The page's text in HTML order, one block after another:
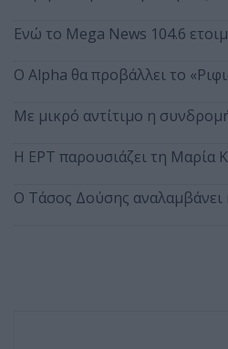
Ενώ το Mega News 104.6
Ο Alpha θα προβάλλει το
Με μικρό αντίτιμο η
Η ΕΡΤ παρουσιάζει τη Μαρία
Ο Τάσος Δούσης αναλαμβάνει